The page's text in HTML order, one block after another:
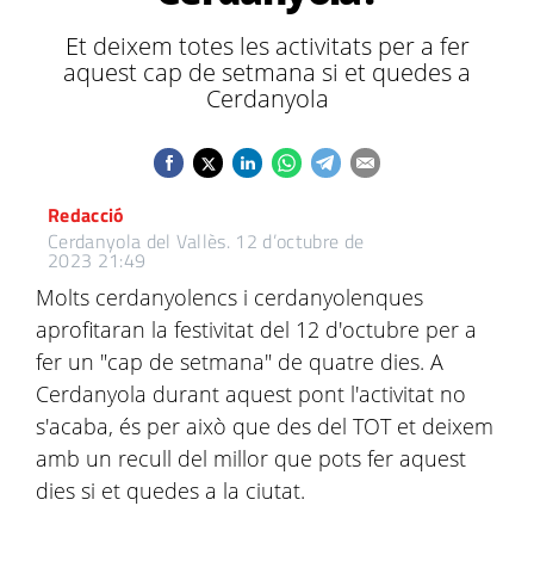
Et deixem totes les activitats per a fer
aquest cap de setmana si et quedes a
Cerdanyola
Redacció
Cerdanyola del Vallès. 12 d’octubre de
2023 21:49
Molts cerdanyolencs i cerdanyolenques
aprofitaran la festivitat del 12 d'octubre per a
fer un "cap de setmana" de quatre dies. A
Cerdanyola durant aquest pont l'activitat no
s'acaba, és per això que des del TOT et deixem
amb un recull del millor que pots fer aquest
dies si et quedes a la ciutat.